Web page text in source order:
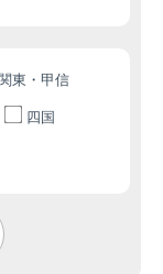
東・甲信
四国